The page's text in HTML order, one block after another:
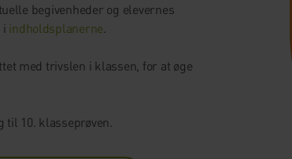
begivenheder og elevernes
i indholdsplanerne.
med trivslen i klassen, for at øge
til 10. klasseprøven.